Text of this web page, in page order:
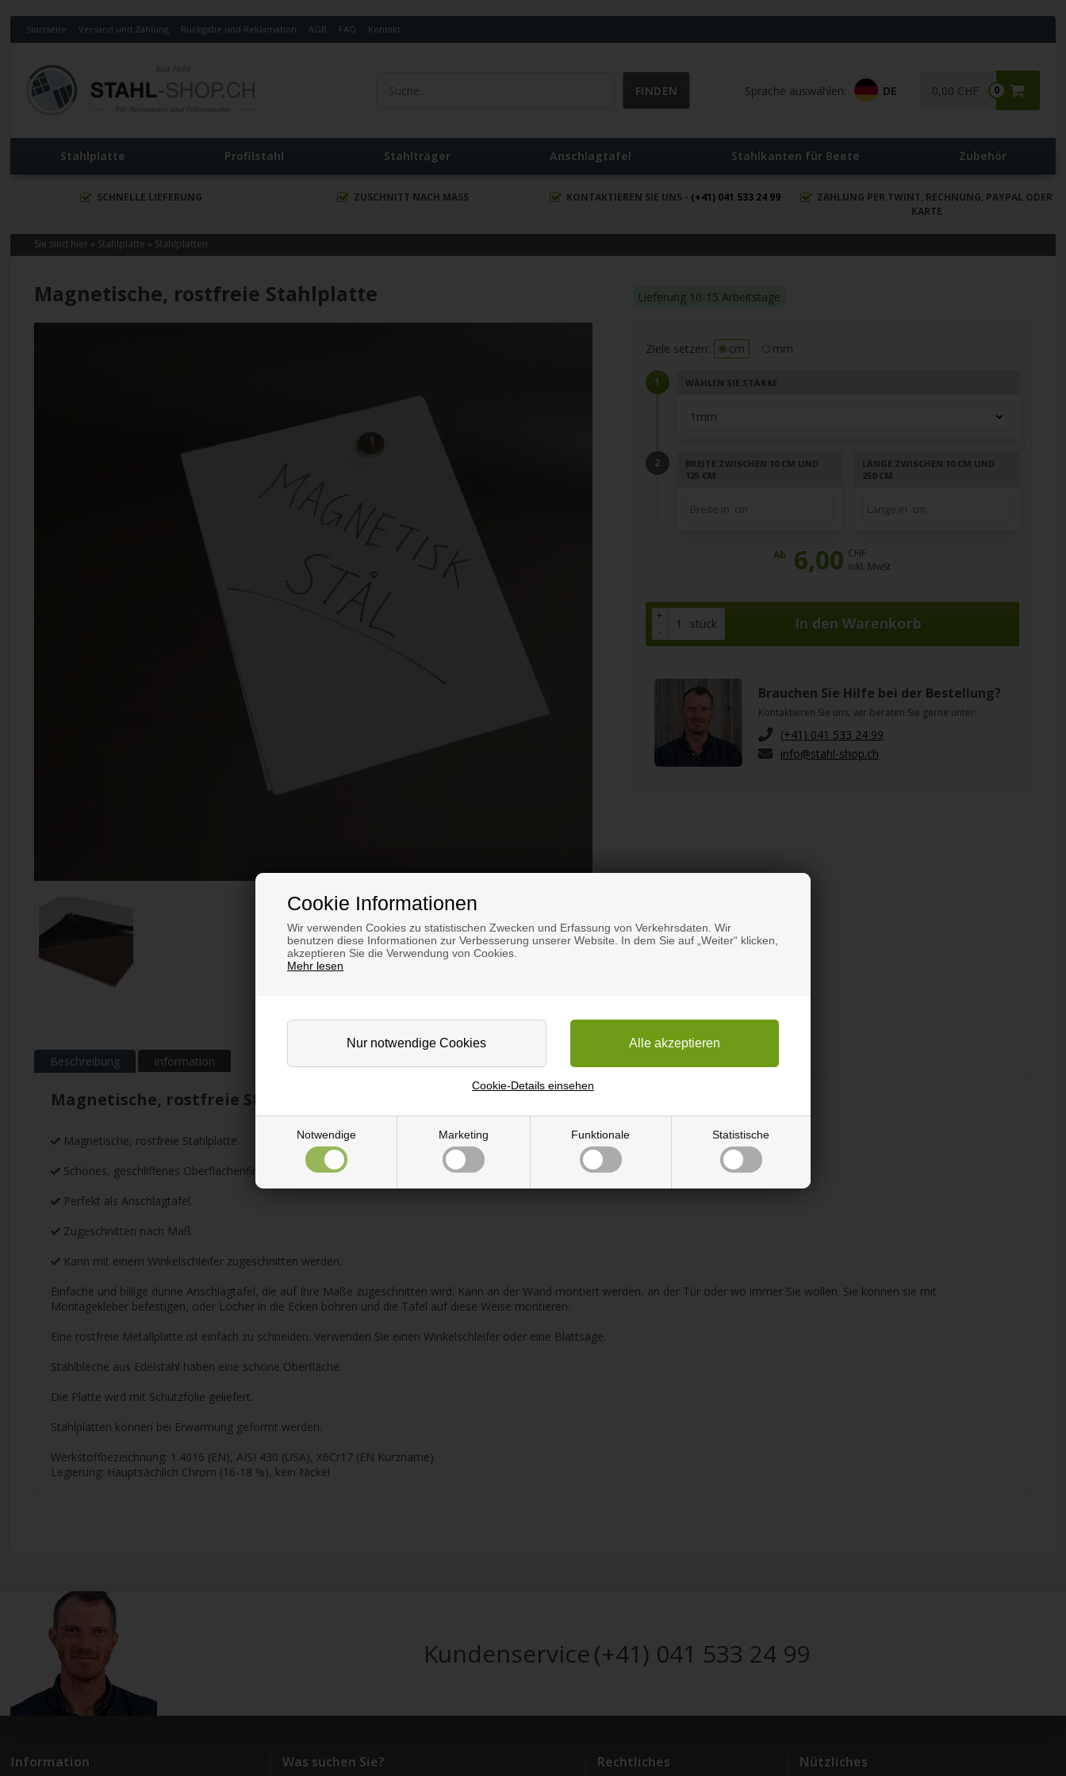
Cookie Informationen
Wir verwenden Cookies zu statistischen Zwecken und Erfassung von Verkehrsdaten. Wir
benutzen diese Informationen zur Verbesserung unserer Website. In dem Sie auf „Weiter“ klicken,
akzeptieren Sie die Verwendung von Cookies.
Mehr lesen
Notwendige Marketing Funktionale Statistische
Cookie-Details einsehen
Startseite Versand und Zahlung Rückgabe und Reklamation AGB FAQ Kontakt
Sprache auswählen: DE 0
0,00 CHF
Stahlplatte Profilstahl Stahlträger Anschlagtafel Stahlkanten für Beete Zubehör
SCHNELLE LIEFERUNG ZUSCHNITT NACH MASS KONTAKTIEREN SIE UNS - (+41) 041 533 24 99
ZAHLUNG PER TWINT, RECHNUNG, PAYPAL ODER
KARTE
Sie sind hier » Stahlplatte » Stahlplatten
Magnetische, rostfreie Stahlplatte Lieferung 10-15 Arbeitstage
Ziele setzen: cm mm
WÄHLEN SIE STÄRKE
BREITE ZWISCHEN 10 CM UND
125 CM
LÄNGE ZWISCHEN 10 CM UND
250 CM
Ab 6,00 CHF
inkl. MwSt
stück
+
-
Brauchen Sie Hilfe bei der Bestellung?
Kontaktieren Sie uns, wir beraten Sie gerne unter:
(+41) 041 533 24 99
info@stahl-shop.ch
Beschreibung Information
Magnetische, rostfreie Stahlplatte
Magnetische, rostfreie Stahlplatte.
Schönes, geschliffenes Oberflächenfinish.
Perfekt als Anschlagtafel.
Zugeschnitten nach Maß.
Kann mit einem Winkelschleifer zugeschnitten werden.
Einfache und billige dünne Anschlagtafel, die auf Ihre Maße zugeschnitten wird. Kann an der Wand montiert werden, an der Tür oder wo immer Sie wollen. Sie können sie mit
Montagekleber befestigen, oder Löcher in die Ecken bohren und die Tafel auf diese Weise montieren.
Eine rostfreie Metallplatte ist einfach zu schneiden. Verwenden Sie einen Winkelschleifer oder eine Blattsäge.
Stahlbleche aus Edelstahl haben eine schöne Oberfläche.
Die Platte wird mit Schutzfolie geliefert.
Stahlplatten können bei Erwärmung geformt werden.
Werkstoffbezeichnung: 1.4016 (EN), AISI 430 (USA), X6Cr17 (EN Kurzname)
Legierung: Hauptsächlich Chrom (16-18 %), kein Nickel
Kundenservice(+41) 041 533 24 99
Information Was suchen Sie? Rechtliches Nützliches